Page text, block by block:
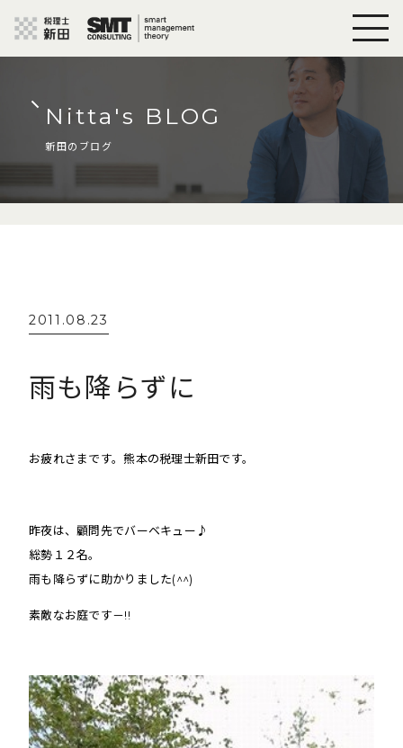
Nitta's BLOG
新田のブログ
2011.08.23
雨も降らずに
お疲れさまです。熊本の税理士新田です。
昨夜は、顧問先でバーベキュー♪
総勢１２名。
雨も降らずに助かりました(^^)
素敵なお庭です－!!